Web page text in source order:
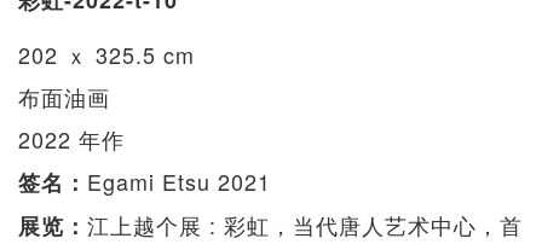
202 ｘ 325.5 cm
布面油画
2022 年作
签名： Egami Etsu 2021
展览： 江上越个展 : 彩虹，当代唐人艺术中心，首